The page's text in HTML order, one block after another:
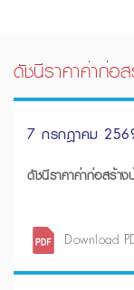
ดัชนีราคาค่าก่อ
7 กรกฎาคม
ดัชนีราคาค่าก่อสร้า
Download